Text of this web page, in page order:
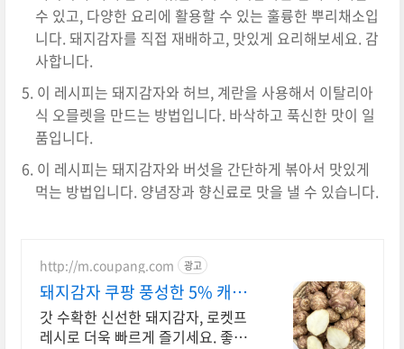
수 있고, 다양한 요리에 활용할 수 있는 훌륭한 뿌리채소입
니다. 돼지감자를 직접 재배하고, 맛있게 요리해보세요. 감
사합니다.
이 레시피는 돼지감자와 허브, 계란을 사용해서 이탈리아
식 오믈렛을 만드는 방법입니다. 바삭하고 푹신한 맛이 일
품입니다.
이 레시피는 돼지감자와 버섯을 간단하게 볶아서 맛있게
먹는 방법입니다. 양념장과 향신료로 맛을 낼 수 있습니다.
http://m.coupang.com 광고
돼지감자 쿠팡 풍성한 5% 캐시
적립
갓 수확한 신선한 돼지감자, 로켓프
레시로 더욱 빠르게 즐기세요. 좋은